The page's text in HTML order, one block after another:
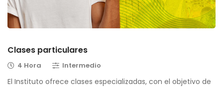
Clases particulares
4 Hora Intermedio
El Instituto ofrece clases especializadas, con el objetivo de